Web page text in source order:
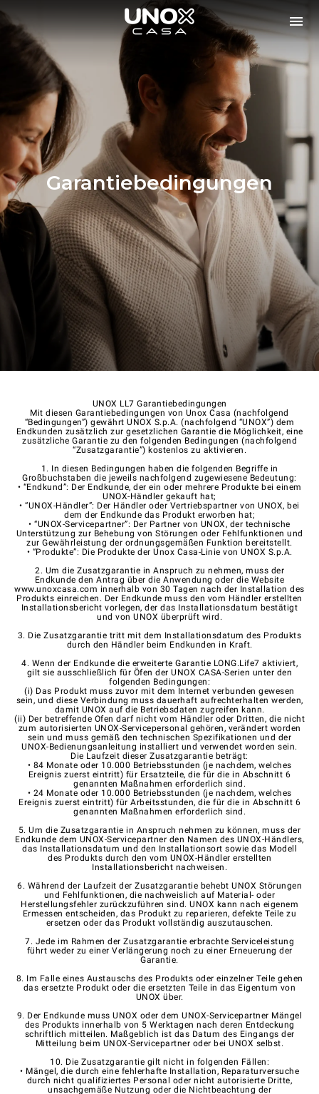
Garantiebedingungen
UNOX LL7 Garantiebedingungen
Mit diesen Garantiebedingungen von Unox Casa (nachfolgend
“Bedingungen”) gewährt UNOX S.p.A. (nachfolgend “UNOX”) dem
Endkunden zusätzlich zur gesetzlichen Garantie die Möglichkeit, eine
zusätzliche Garantie zu den folgenden Bedingungen (nachfolgend
“Zusatzgarantie”) kostenlos zu aktivieren.
1. In diesen Bedingungen haben die folgenden Begriffe in
Großbuchstaben die jeweils nachfolgend zugewiesene Bedeutung:
• “Endkund”: Der Endkunde, der ein oder mehrere Produkte bei einem
UNOX-Händler gekauft hat;
• “UNOX-Händler”: Der Händler oder Vertriebspartner von UNOX, bei
dem der Endkunde das Produkt erworben hat;
• “UNOX-Servicepartner”: Der Partner von UNOX, der technische
Unterstützung zur Behebung von Störungen oder Fehlfunktionen und
zur Gewährleistung der ordnungsgemäßen Funktion bereitstellt.
• “Produkte”: Die Produkte der Unox Casa-Linie von UNOX S.p.A.
2. Um die Zusatzgarantie in Anspruch zu nehmen, muss der
Endkunde den Antrag über die Anwendung oder die Website
www.unoxcasa.com innerhalb von 30 Tagen nach der Installation des
Produkts einreichen. Der Endkunde muss den vom Händler erstellten
Installationsbericht vorlegen, der das Installationsdatum bestätigt
und von UNOX überprüft wird.
3. Die Zusatzgarantie tritt mit dem Installationsdatum des Produkts
durch den Händler beim Endkunden in Kraft.
4. Wenn der Endkunde die erweiterte Garantie LONG.Life7 aktiviert,
gilt sie ausschließlich für Öfen der UNOX CASA-Serien unter den
folgenden Bedingungen:
(i) Das Produkt muss zuvor mit dem Internet verbunden gewesen
sein, und diese Verbindung muss dauerhaft aufrechterhalten werden,
damit UNOX auf die Betriebsdaten zugreifen kann.
(ii) Der betreffende Ofen darf nicht vom Händler oder Dritten, die nicht
zum autorisierten UNOX-Servicepersonal gehören, verändert worden
sein und muss gemäß den technischen Spezifikationen und der
UNOX-Bedienungsanleitung installiert und verwendet worden sein.
Die Laufzeit dieser Zusatzgarantie beträgt:
• 84 Monate oder 10.000 Betriebsstunden (je nachdem, welches
Ereignis zuerst eintritt) für Ersatzteile, die für die in Abschnitt 6
genannten Maßnahmen erforderlich sind.
• 24 Monate oder 10.000 Betriebsstunden (je nachdem, welches
Ereignis zuerst eintritt) für Arbeitsstunden, die für die in Abschnitt 6
genannten Maßnahmen erforderlich sind.
5. Um die Zusatzgarantie in Anspruch nehmen zu können, muss der
Endkunde dem UNOX-Servicepartner den Namen des UNOX-Händlers,
das Installationsdatum und den Installationsort sowie das Modell
des Produkts durch den vom UNOX-Händler erstellten
Installationsbericht nachweisen.
6. Während der Laufzeit der Zusatzgarantie behebt UNOX Störungen
und Fehlfunktionen, die nachweislich auf Material- oder
Herstellungsfehler zurückzuführen sind. UNOX kann nach eigenem
Ermessen entscheiden, das Produkt zu reparieren, defekte Teile zu
ersetzen oder das Produkt vollständig auszutauschen.
7. Jede im Rahmen der Zusatzgarantie erbrachte Serviceleistung
führt weder zu einer Verlängerung noch zu einer Erneuerung der
Garantie.
8. Im Falle eines Austauschs des Produkts oder einzelner Teile gehen
das ersetzte Produkt oder die ersetzten Teile in das Eigentum von
UNOX über.
9. Der Endkunde muss UNOX oder dem UNOX-Servicepartner Mängel
des Produkts innerhalb von 5 Werktagen nach deren Entdeckung
schriftlich mitteilen. Maßgeblich ist das Datum des Eingangs der
Mitteilung beim UNOX-Servicepartner oder bei UNOX selbst.
10. Die Zusatzgarantie gilt nicht in folgenden Fällen:
• Mängel, die durch eine fehlerhafte Installation, Reparaturversuche
durch nicht qualifiziertes Personal oder nicht autorisierte Dritte,
unsachgemäße Nutzung oder die Nichtbeachtung der